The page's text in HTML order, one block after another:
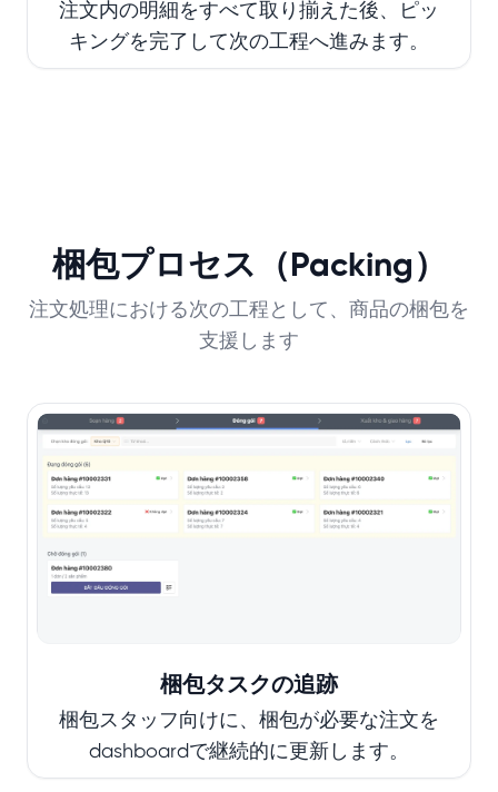
注文内の明細をすべて取り揃えた後、ピッ
キングを完了して次の工程へ進みます。
梱包プロセス（Packing）
注文処理における次の工程として、商品の梱包を
支援します
梱包タスクの追跡
梱包スタッフ向けに、梱包が必要な注文を
dashboardで継続的に更新します。